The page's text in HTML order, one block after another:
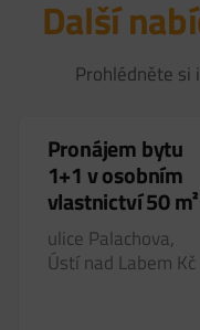
Další
Prohlédněte si
Pronájem bytu
1+1 v osobním
vlastnictví 50 m²
ulice Palachova,
Ústí nad Labem Kč